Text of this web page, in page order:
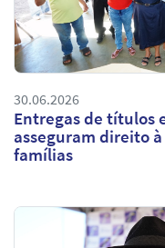
30.06.2026
Entregas de títulos
asseguram direito
famílias